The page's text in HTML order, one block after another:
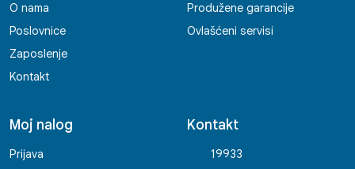
O nama
Poslovnice
Zaposlenje
Kontakt
Produžene garancije
Ovlašćeni servisi
Moj nalog
Prijava
Kontakt
19933